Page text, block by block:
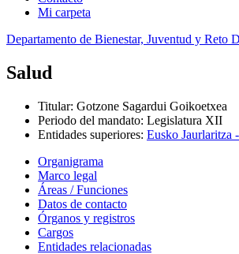
Mi carpeta
Departamento de Bienestar, Juventud y Reto
Salud
Titular: Gotzone Sagardui Goikoetxea
Periodo del mandato: Legislatura XII
Entidades superiores: Eusko Jaurlaritza
Organigrama
Marco legal
Áreas / Funciones
Datos de contacto
Órganos y registros
Cargos
Entidades relacionadas